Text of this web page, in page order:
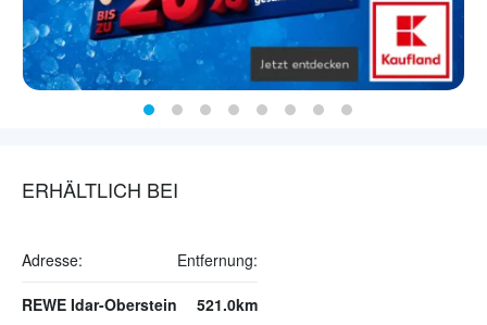
ERHÄLTLICH BEI
Adresse: Entfernung:
REWE Idar-Oberstein 521.0km